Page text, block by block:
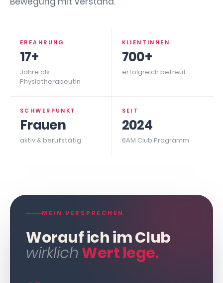
ERFAHRUNG
17+
Jahre als
Physiotherapeutin
KLIENTINNEN
700+
erfolgreich betreut
SCHWERPUNKT
Frauen
aktiv & berufstätig
SEIT
2024
6AM Club Programm
MEIN VERSPRECHEN
Worauf ich im Club
wirklichWert lege.